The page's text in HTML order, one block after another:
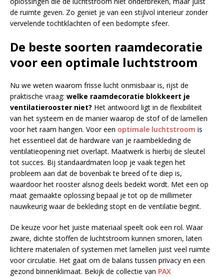
de ruimte geven. Zo geniet je van een stijlvol interieur zonder
vervelende tochtklachten of een bedompte sfeer.
De beste soorten raamdecoratie
voor een optimale luchtstroom
Nu we weten waarom frisse lucht onmisbaar is, rijst de
praktische vraag: welke raamdecoratie blokkeert je
ventilatierooster niet? Het antwoord ligt in de flexibiliteit
van het systeem en de manier waarop de stof of de lamellen
voor het raam hangen. Voor een optimale luchtstroom is
het essentieel dat de hardware van je raambekleding de
ventilatieopening niet overlapt. Maatwerk is hierbij de sleutel
tot succes. Bij standaardmaten loop je vaak tegen het
probleem aan dat de bovenbak te breed of te diep is,
waardoor het rooster alsnog deels bedekt wordt. Met een op
maat gemaakte oplossing bepaal je tot op de millimeter
nauwkeurig waar de bekleding stopt en de ventilatie begint.
De keuze voor het juiste materiaal speelt ook een rol. Waar
zware, dichte stoffen de luchtstroom kunnen smoren, laten
lichtere materialen of systemen met lamellen juist veel ruimte
voor circulatie. Het gaat om de balans tussen privacy en een
gezond binnenklimaat. Bekijk de collectie van PAX